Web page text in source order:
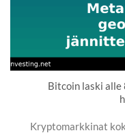
Bitcoin laski
Kryptomarkkinat